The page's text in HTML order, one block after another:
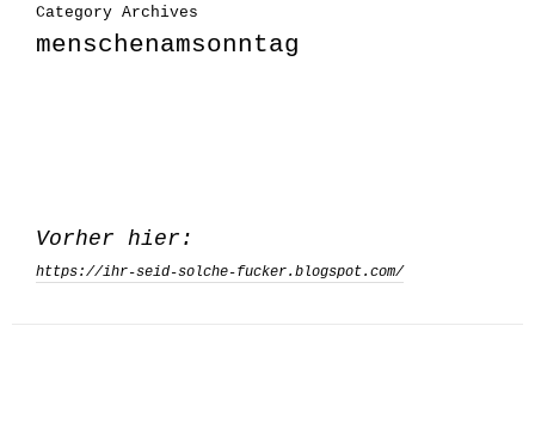
Category Archives
menschenamsonntag
Vorher hier:
https://ihr-seid-solche-fucker.blogspot.com/